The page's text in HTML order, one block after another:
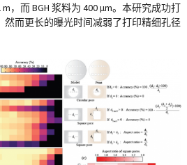
m，而 BGH 浆料为 400 µm。本研究成功打
然而更长的曝光时间减弱了打印精细孔径